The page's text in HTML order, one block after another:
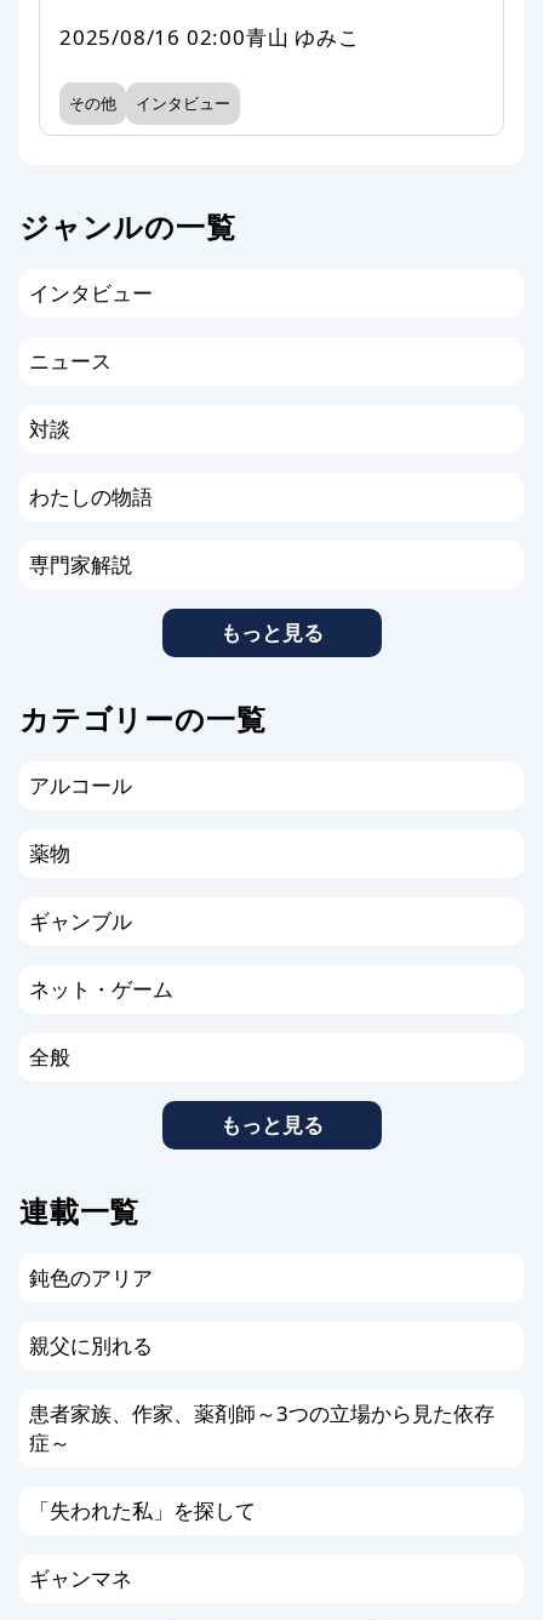
2025/08/16 02:00青山 ゆみこ
その他 インタビュー
ジャンルの一覧
インタビュー
ニュース
対談
わたしの物語
専門家解説
もっと見る
カテゴリーの一覧
アルコール
薬物
ギャンブル
ネット・ゲーム
全般
もっと見る
連載一覧
鈍色のアリア
親父に別れる
患者家族、作家、薬剤師～3つの立場から見た依存
症～
「失われた私」を探して
ギャンマネ